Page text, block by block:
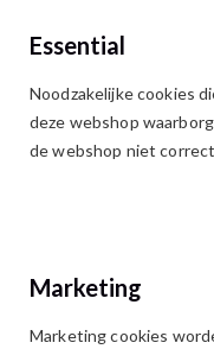
Ga
naar
de
WELKOM
Essential
Noodzakelijke cookies
deze webshop
de webshop niet
Marketing
Marketing cookies